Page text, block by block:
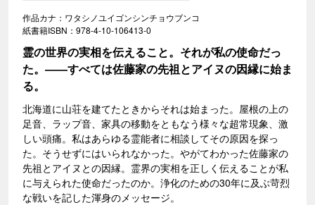
作品カナ：ワタシノユイゴンシンチョウブンコ
紙書籍ISBN：978-4-10-106413-0
霊の世界の実相を伝えること。それが私の使命だっ
た。――すべては佐藤家の先祖とアイヌの因縁に始ま
る。
北海道に山荘を建てたときからそれは始まった。屋根の上の
足音、ラップ音、家具の移動をともなう様々な超常現象、激
しい頭痛。私はあらゆる霊能者に相談してその原因を探っ
た。そうせずにはいられなかった。やがてわかった佐藤家の
先祖とアイヌとの因縁。霊界の実相を正しく伝えることが私
に与えられた使命だったのか。浄化のための30年に及ぶ苛烈
な戦いを記した渾身のメッセージ。